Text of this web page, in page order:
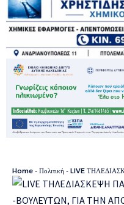
Home - Πολιτική - LIVE ΤΗΛΕΔΙΑΣΚΕΨΗ